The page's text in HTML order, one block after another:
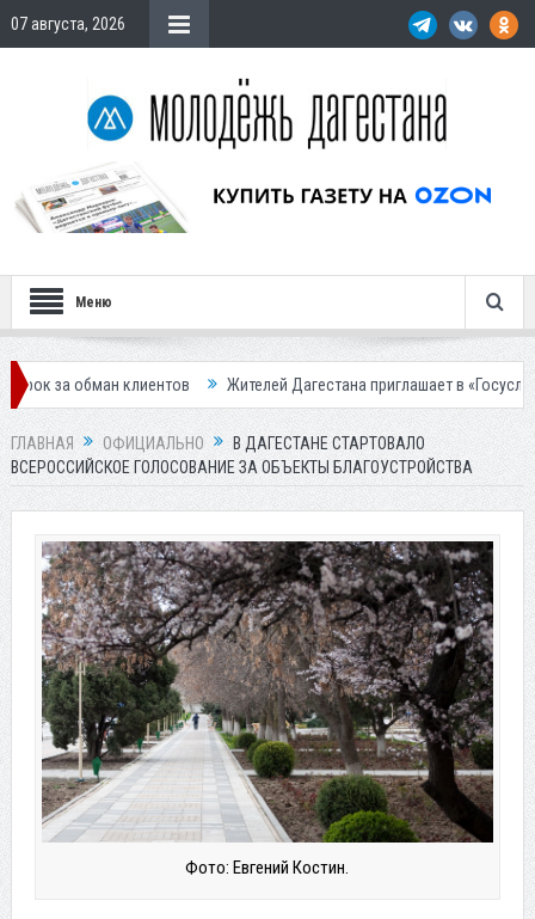
07 августа, 2026
Меню
клиентов Жителей Дагестана приглашает в «Госуслуги Дом»
ГЛАВНАЯ ОФИЦИАЛЬНО
В ДАГЕСТАНЕ СТАРТОВАЛО
ВСЕРОССИЙСКОЕ ГОЛОСОВАНИЕ ЗА ОБЪЕКТЫ БЛАГОУСТРОЙСТВА
Фото: Евгений Костин.